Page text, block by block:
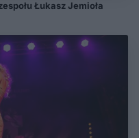
Łukasz Jemioła